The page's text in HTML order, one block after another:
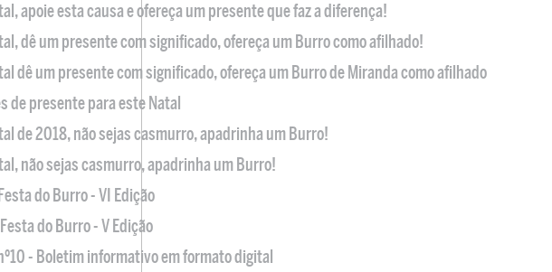
apoie esta causa e ofereça um presente que faz a diferença!
dê um presente com significado, ofereça um Burro como afilhado!
dê um presente com significado, ofereça um Burro de Miranda como afilhado
de presente para este Natal
de 2018, não sejas casmurro, apadrinha um Burro!
não sejas casmurro, apadrinha um Burro!
do Burro - VI Edição
do Burro - V Edição
- Boletim informativo em formato digital